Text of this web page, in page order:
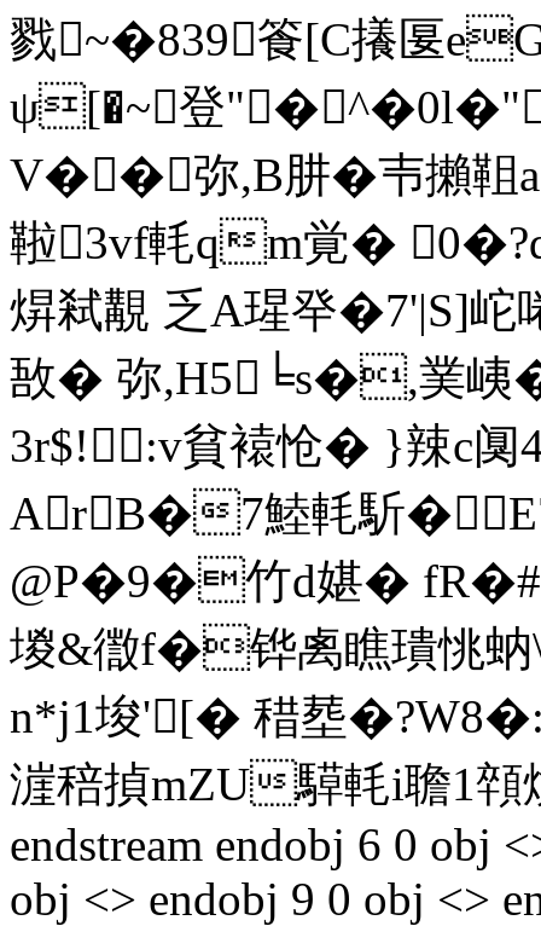
戮~�839╆篒[C攁匽
ψ[�~登"�^�0l�"
V��弥,B肼�壭攋靻
鞡3vf軞qm覚�
焺弒覯 乏A瑆癷�7'|S]
敔� 弥,H5╘s�,菐峓
3r$!:v貧褤怆� }辣c
ArB�7鯥軞馸
@P�9�竹d媅�
堫&徾f�铧禼瞧璝恌蚋
n*j1埈'[� 稓塟�?W8�:n
漄稖揁mZU騲軞i聸1
endstream endobj 6 0 obj
obj <> endobj 9 0 obj <>